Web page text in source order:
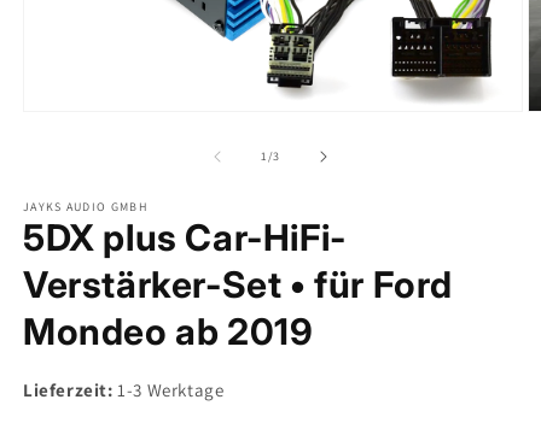
1/von
3
JAYKS AUDIO GMBH
5DX plus Car-HiFi-
Verstärker-Set • für Ford
Mondeo ab 2019
Lieferzeit: 1-3 Werktage